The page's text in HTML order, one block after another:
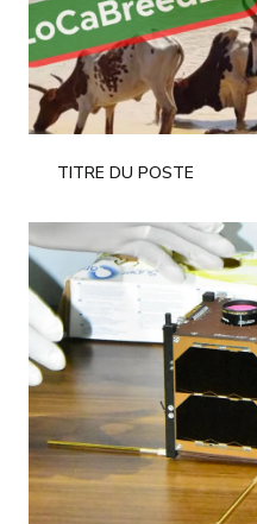
TITRE DU POSTE